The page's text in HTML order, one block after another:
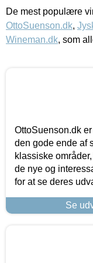
De mest populære
OttoSuenson.dk,
Wineman.dk, som
OttoSuenson.dk
den gode ende af
klassiske
de nye og
for at se deres
Se